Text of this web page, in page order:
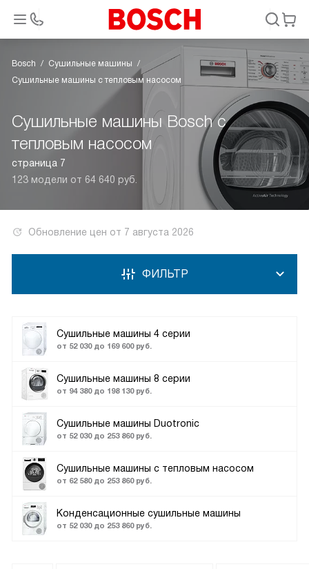
Bosch
Сушильные машины
Сушильные машины с тепловым насосом
Сушильные машины Bosch с
тепловым насосом
страница 7
123 модели от 64 640 руб.
Обновление цен от 7 августа 2026
Сушильные машины 4 серии
от 52 030 до 169 600 руб.
Сушильные машины 8 серии
от 94 380 до 198 130 руб.
Сушильные машины Duotronic
от 52 030 до 253 860 руб.
Сушильные машины с тепловым насосом
от 62 580 до 253 860 руб.
Конденсационные сушильные машины
от 52 030 до 253 860 руб.
ФИЛЬТР